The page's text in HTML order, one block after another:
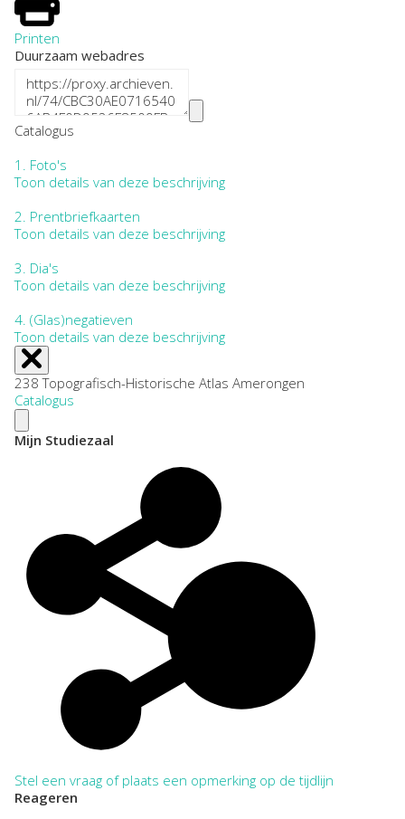
Printen
Duurzaam webadres
Catalogus
1.
Foto's
Toon details van deze beschrijving
2. Prentbriefkaarten
Toon details van deze beschrijving
3. Dia's
Toon details van deze beschrijving
4. (Glas)negatieven
Toon details van deze beschrijving
238 Topografisch-Historische Atlas Amerongen
Catalogus
Mijn Studiezaal
Stel een vraag of plaats een opmerking op de tijdlijn
Reageren